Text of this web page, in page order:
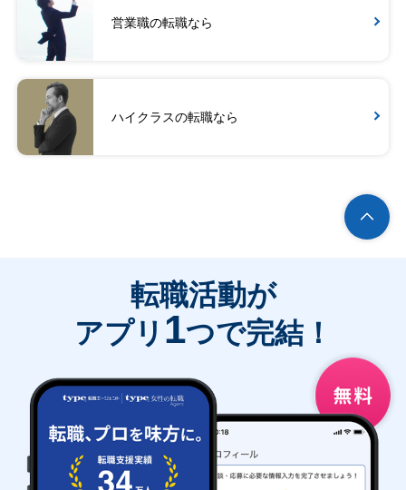
営業職の転職なら
ハイクラスの転職なら
転職活動が
アプリ 1つで完結！